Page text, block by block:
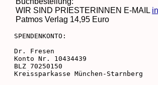
WIR SIND PRIESTERINNEN
Patmos Verlag 14,95 Euro
E-MAIL
SPENDENKONTO:
Dr. Fresen
Konto Nr. 10434439
BLZ 70250150
Kreissparkasse München-Starnberg